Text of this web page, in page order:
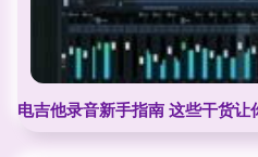
电吉他录音新手指南 这些干货